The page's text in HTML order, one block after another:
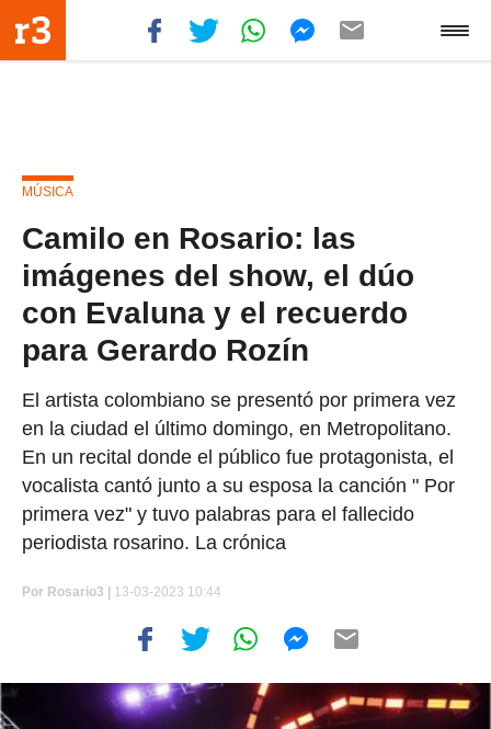
MÚSICA
Camilo en Rosario: las
imágenes del show, el dúo
con Evaluna y el recuerdo
para Gerardo Rozín
El artista colombiano se presentó por primera vez
en la ciudad el último domingo, en Metropolitano.
En un recital donde el público fue protagonista, el
vocalista cantó junto a su esposa la canción " Por
primera vez" y tuvo palabras para el fallecido
periodista rosarino. La crónica
Por Rosario3 | 13-03-2023 10:44